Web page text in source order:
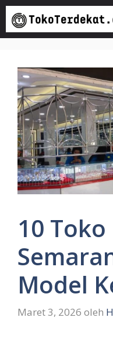
Langsung
isi
10 Toko
Model
Maret 3, 2026 oleh